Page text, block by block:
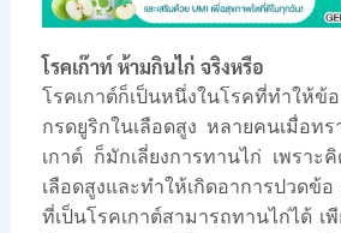
โรคเก๊าท์ ห้ามกินไก่ จริงหรือ
โรคเกาต์ก็เป็นหนึ่งในโรคที่ทำให้ข้
กรดยูริกในเลือดสูง หลายคนเมื่อทร
เกาต์ ก็มักเลี่ยงการทานไก่ เพราะ
เลือดสูงและทำให้เกิดอาการปวดข้
ที่เป็นโรคเกาต์สามารถทานไก่ได้ เ